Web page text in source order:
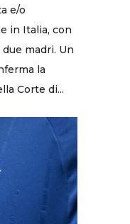
e/o
in Italia, con
madri. Un
la
Corte di...